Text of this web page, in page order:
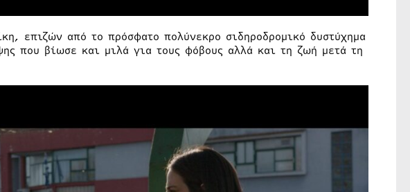
επιζών από το πρόσφατο πολύνεκρο σιδηροδρομικό δυστύχημα
που βίωσε και μιλά για τους φόβους αλλά και τη ζωή μετά τη